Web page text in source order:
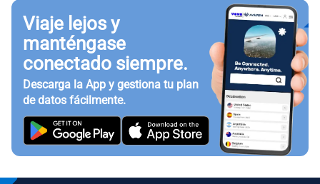
Viaje lejos y
manténgase
conectado siempre.
Descarga la App y gestiona tu plan
de datos fácilmente.